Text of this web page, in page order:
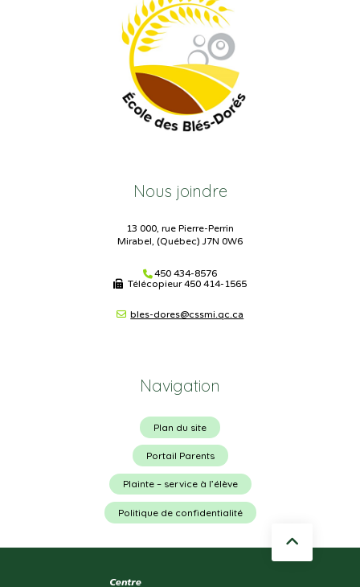
Nous joindre
13 000, rue Pierre-Perrin
Mirabel, (Québec) J7N 0W6
450 434-8576
Télécopieur450 414-1565
bles-dores@cssmi.qc.ca
Navigation
Plan du site
Portail Parents
Plainte – service à l’élève
Politique de confidentialité